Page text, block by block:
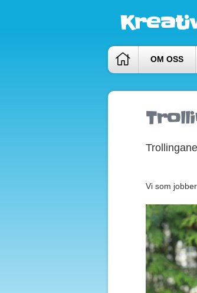
OM OSS
Vi som